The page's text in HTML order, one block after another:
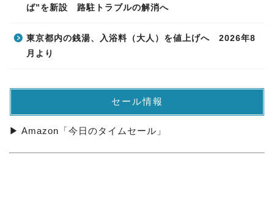
ば”を新設 路駐トラブルの解消へ
東京都内の銭湯、入浴料（大人）を値上げへ 2026年8
月より
セール情報
▶ Amazon「今日のタイムセール」